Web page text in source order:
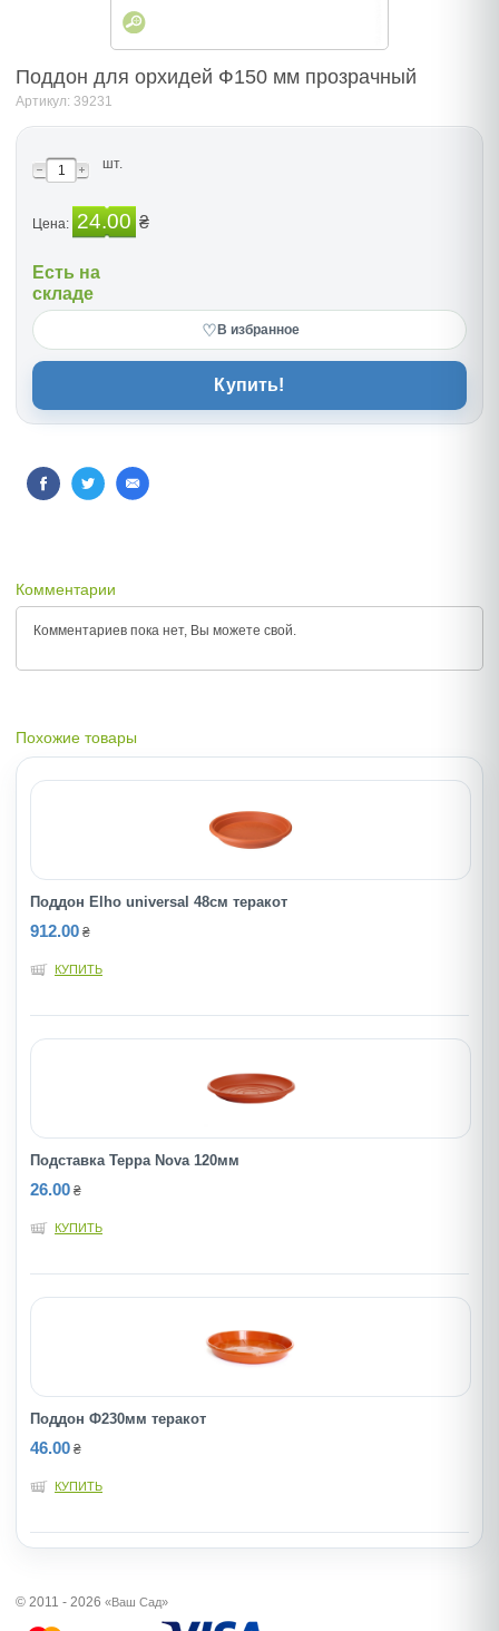
Поддон для орхидей Ф150 мм прозрачный
Артикул: 39231
шт.
Цена: 24.00 ₴
Есть на
складе
♡ В избранное
Купить!
Комментарии
Комментариев пока нет, Вы можете свой.
Похожие товары
Поддон Elho universal 48см теракот
912.00 ₴
КУПИТЬ
Подставка Терра Nova 120мм
26.00 ₴
КУПИТЬ
Поддон Ф230мм теракот
46.00 ₴
КУПИТЬ
© 2011 - 2026 «Ваш Сад»